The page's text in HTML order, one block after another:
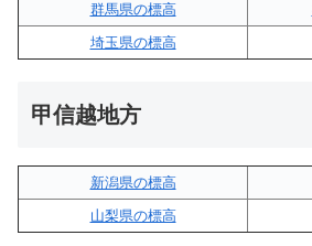
群馬県の標高
埼玉県の標高
甲信越地方
新潟県の標高
山梨県の標高